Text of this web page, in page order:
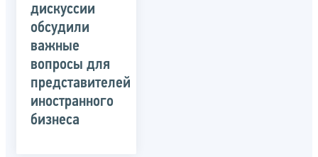
дискуссии
обсудили
важные
вопросы для
представителей
иностранного
бизнеса